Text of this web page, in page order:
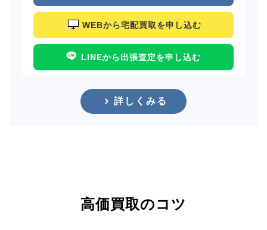
WEBから宅配買取を申し込む
LINEから出張査定を申し込む
詳しくみる
高価買取のコツ